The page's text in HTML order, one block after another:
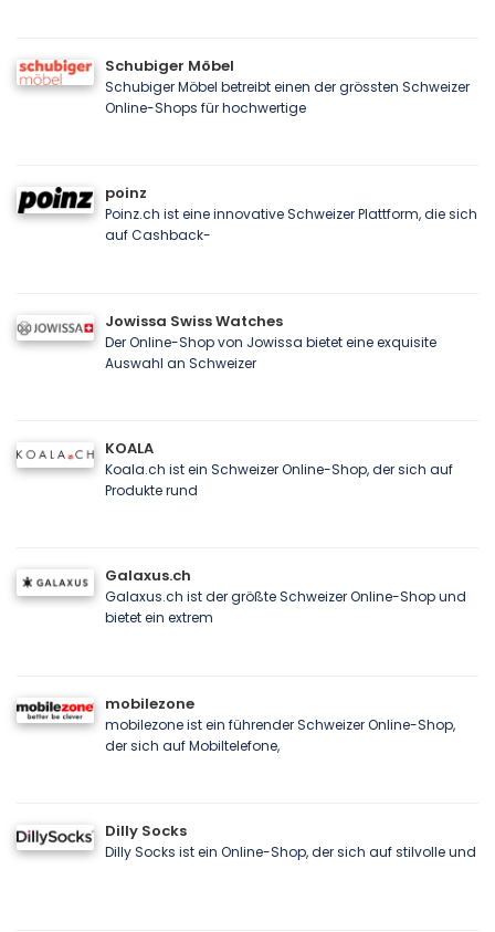
Schubiger Möbel
Schubiger Möbel betreibt einen der grössten Schweizer
Online-Shops für hochwertige
poinz
Poinz.ch ist eine innovative Schweizer Plattform, die sich
auf Cashback-
Jowissa Swiss Watches
Der Online-Shop von Jowissa bietet eine exquisite
Auswahl an Schweizer
KOALA
Koala.ch ist ein Schweizer Online-Shop, der sich auf
Produkte rund
Galaxus.ch
Galaxus.ch ist der größte Schweizer Online-Shop und
bietet ein extrem
mobilezone
mobilezone ist ein führender Schweizer Online-Shop,
der sich auf Mobiltelefone,
Dilly Socks
Dilly Socks ist ein Online-Shop, der sich auf stilvolle und